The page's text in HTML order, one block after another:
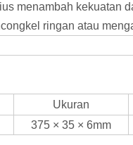
menambah kekuatan
ringan atau
Ukuran
375 × 35 × 6mm